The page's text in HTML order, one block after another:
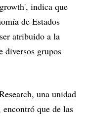
indica que
de Estados
atribuido a la
diversos grupos
una unidad
que de las